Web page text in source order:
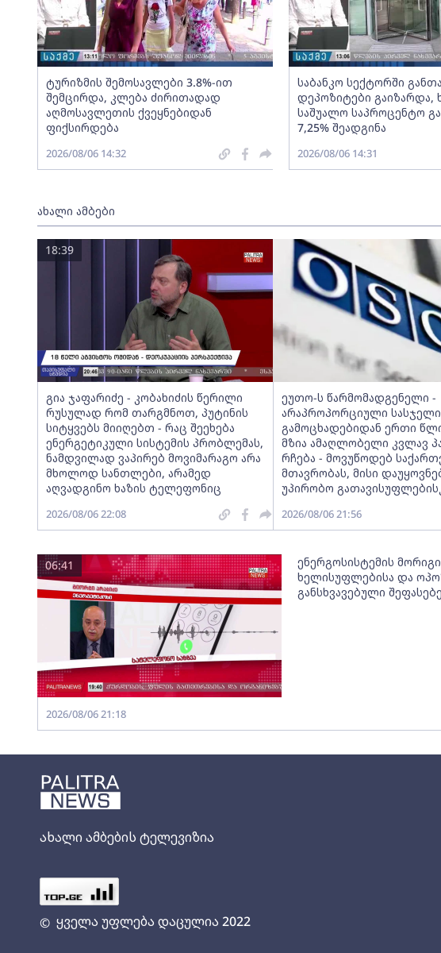
ახალი ამბების ტელევიზია
© ყველა უფლება დაცულია 2022
ტურიზმის შემოსავლები 3.8%-ით
შემცირდა, კლება ძირითადად
აღმოსავლეთის ქვეყნებიდან
ფიქსირდება
2026/08/06 14:32
საბანკო სექტორში
დეპოზიტები
საშუალო საპროცენტო
7,25% შეადგინა
2026/08/06 14:31
ახალი ამბები
გია ჯაფარიძე - კობახიძის წერილი
რუსულად რომ თარგმნოთ, პუტინის
სიტყვებს მიიღებთ - რაც შეეხება
ენერგეტიკული სისტემის პრობლემას,
ნამდვილად ვაპირებ მოვიმარაგო არა
მხოლოდ სანთლები, არამედ
აღვადგინო ხაზის ტელეფონიც
18:39
2026/08/06 22:08
ეუთო-ს წარმომადგენელი -
არაპროპორციული
გამოცხადებიდან ერთი
მზია ამაღლობელი კვლავ
რჩება - მოვუწოდებ
მთავრობას, მისი
უპირობო
2026/08/06 21:56
ენერგოსისტემის
ხელისუფლებისა და
განსხვავებული
06:41
2026/08/06 21:18